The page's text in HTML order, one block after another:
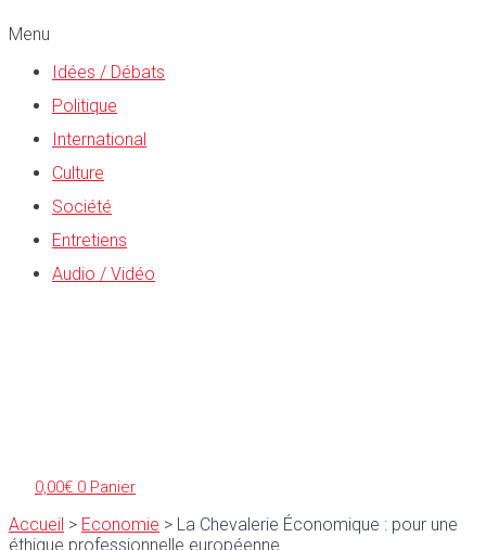
Menu
Idées / Débats
Politique
International
Culture
Société
Entretiens
Audio / Vidéo
0,00€ 0 Panier
Accueil > Economie > La Chevalerie Économique : pour une
éthique professionnelle européenne